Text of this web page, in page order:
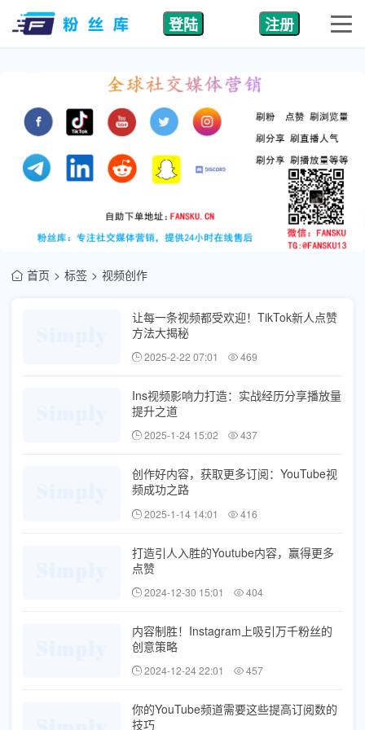
登陆 注册
首页 标签 视频创作
让每一条视频都受欢迎！TikTok新人点赞
方法大揭秘
2025-2-22 07:01 469
Ins视频影响力打造：实战经历分享播放量
提升之道
2025-1-24 15:02 437
创作好内容，获取更多订阅：YouTube视
频成功之路
2025-1-14 14:01 416
打造引人入胜的Youtube内容，赢得更多
点赞
2024-12-30 15:01 404
内容制胜！Instagram上吸引万千粉丝的
创意策略
2024-12-24 22:01 457
你的YouTube频道需要这些提高订阅数的
技巧